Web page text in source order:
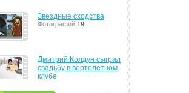
Звездные сходства
Фотографий 19
Дмитрий Колдун сыграл
свадьбу в вертолетном
клубе